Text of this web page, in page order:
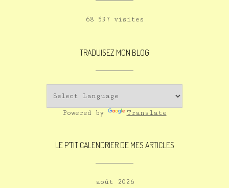
68 537 visites
TRADUISEZ MON BLOG
Powered by Translate
LE P’TIT CALENDRIER DE MES ARTICLES
août 2026